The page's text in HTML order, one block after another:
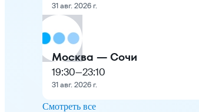
31 авг. 2026 г.
Москва — Сочи
19:30—23:10
31 авг. 2026 г.
Смотреть все